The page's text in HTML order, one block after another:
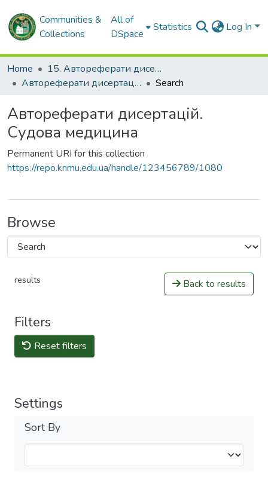
Communities &
Collections
All of
DSpace
Statistics Log In
Home
15. Автореферати дисертацій
Автореферати дисертацій. Судова медицина
Search
Автореферати дисертацій.
Судова медицина
Permanent URI for this collection
https://repo.knmu.edu.ua/handle/123456789/1080
Browse
results Back to results
Filters
Reset filters
Settings
Sort By